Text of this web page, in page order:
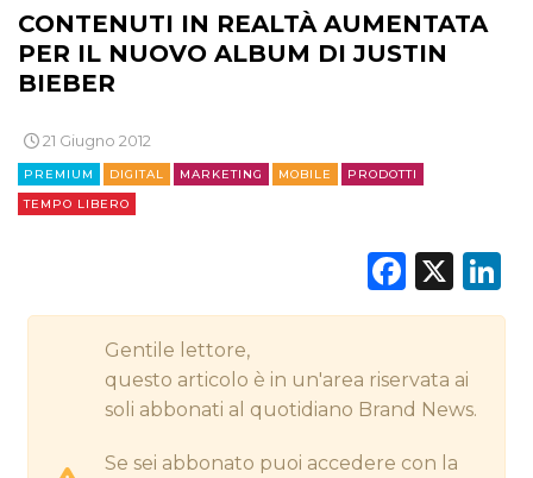
CSR
STRATEGIE
CINEMA
ESTERNA
RADIO / AUDIO
CONTENUTI IN REALTÀ AUMENTATA
PER IL NUOVO ALBUM DI JUSTIN
BIEBER
21 Giugno 2012
PREMIUM DIGITAL MARKETING MOBILE
PRODOTTI
TEMPO LIBERO
X
Gentile lettore,
questo articolo è in un'area riservata ai
soli abbonati al quotidiano Brand News.
Se sei abbonato puoi accedere con la